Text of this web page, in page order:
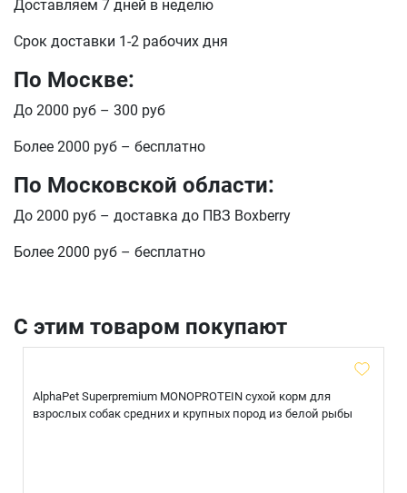
Доставляем 7 дней в неделю
Срок доставки 1-2 рабочих дня
По Москве:
До 2000 руб – 300 руб
Более 2000 руб – бесплатно
По Московской области:
До 2000 руб – доставка до ПВЗ Boxberry
Более 2000 руб – бесплатно
С этим товаром покупают
AlphaPet Superpremium MONOPROTEIN сухой корм для
взрослых собак средних и крупных пород из белой рыбы